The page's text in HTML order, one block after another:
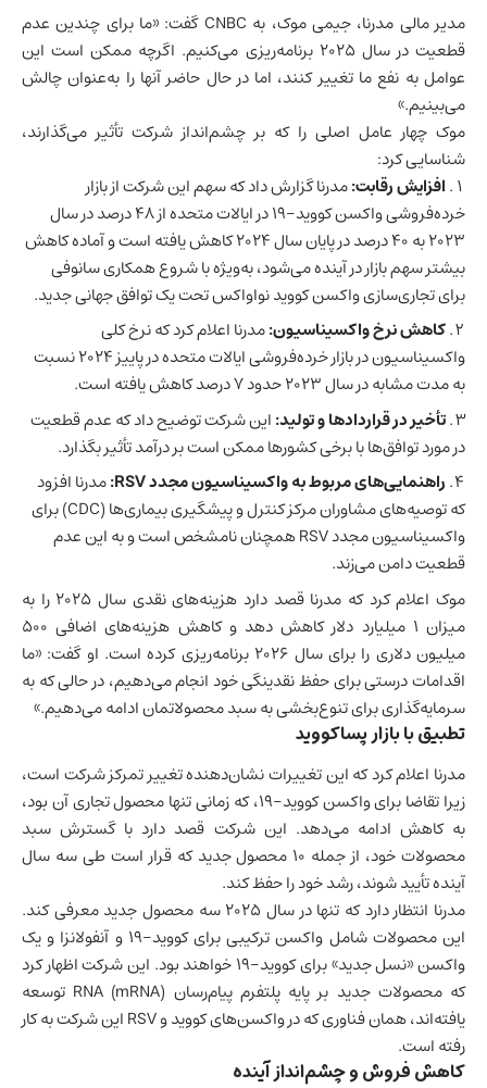
مدیر مالی مدرنا، جیمی موک، به CNBC گفت: «ما برای چندین عدم
قطعیت در سال ۲۰۲۵ برنامه‌ریزی می‌کنیم. اگرچه ممکن است این
عوامل به نفع ما تغییر کنند، اما در حال حاضر آنها را به‌عنوان چالش
می‌بینیم.»
موک چهار عامل اصلی را که بر چشم‌انداز شرکت تأثیر می‌گذارند،
شناسایی کرد:
افزایش رقابت:مدرنا گزارش داد که سهم این شرکت از بازار
خرده‌فروشیواکسن کووید-۱۹ در ایالات متحده
از ۴۸ درصد در سال
۲۰۲۳ به ۴۰ درصد در پایان سال ۲۰۲۴ کاهش یافته است و آماده کاهش
بیشتر سهم بازار در آینده می‌شود، به‌ویژه با شروع همکاری سانوفی
برای تجاری‌سازی واکسن کووید نواواکس تحت یک توافق جهانی جدید.
کاهش نرخ واکسیناسیون:مدرنا اعلام کرد که نرخ کلی
واکسیناسیون در بازار خرده‌فروشی ایالات متحده در پاییز ۲۰۲۴ نسبت
به مدت مشابه در سال ۲۰۲۳ حدود ۷ درصد کاهش یافته است.
تأخیر در قراردادها و تولید:این شرکت توضیح داد که عدم قطعیت
در مورد توافق‌ها با برخی کشورها ممکن است بر درآمد تأثیر بگذارد.
راهنمایی‌های مربوط به واکسیناسیون مجدد RSV:
مدرنا افزود
که توصیه‌های مشاوران مرکز کنترل و پیشگیری بیماری‌ها (CDC) برای
واکسیناسیون مجدد RSV همچنان نامشخص است و به این عدم
قطعیت دامن می‌زند.
موک اعلام کرد که مدرنا قصد دارد هزینه‌های نقدی سال ۲۰۲۵ را به
میزان ۱ میلیارد دلار کاهش دهد و کاهش هزینه‌های اضافی ۵۰۰
میلیون دلاری را برای سال ۲۰۲۶ برنامه‌ریزی کرده است. او گفت: «ما
اقدامات درستی برای حفظ نقدینگی خود انجام می‌دهیم، در حالی که به
سرمایه‌گذاری برای تنوع‌بخشی به سبد محصولاتمان ادامه می‌دهیم.»
تطبیق با بازار پساکووید
مدرنا اعلام کرد که این تغییرات نشان‌دهنده تغییر تمرکز شرکت است،
زیرا تقاضا برای واکسن کووید-۱۹، که زمانی تنها محصول تجاری آن بود،
به کاهش ادامه می‌دهد. این شرکت قصد دارد با گسترش سبد
محصولات خود، از جمله ۱۰ محصول جدید که قرار است طی سه سال
آینده تأیید شوند، رشد خود را حفظ کند.
مدرنا انتظار دارد که تنها در سال ۲۰۲۵ سه محصول جدید معرفی کند.
این محصولات شامل واکسن ترکیبی برای کووید-۱۹ و آنفولانزا و یک
واکسن «نسل جدید» برای کووید-۱۹ خواهند بود. این شرکت اظهار کرد
که محصولات جدید بر پایه پلتفرم پیام‌رسان RNA (mRNA) توسعه
یافته‌اند، همانفناوری
که در واکسن‌های کووید و RSV این شرکت به کار
رفته است.
کاهش فروش و چشم‌انداز آینده